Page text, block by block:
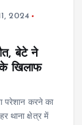
2024
बेटे ने
खिलाफ
परेशान करने का
थाना क्षेत्र में